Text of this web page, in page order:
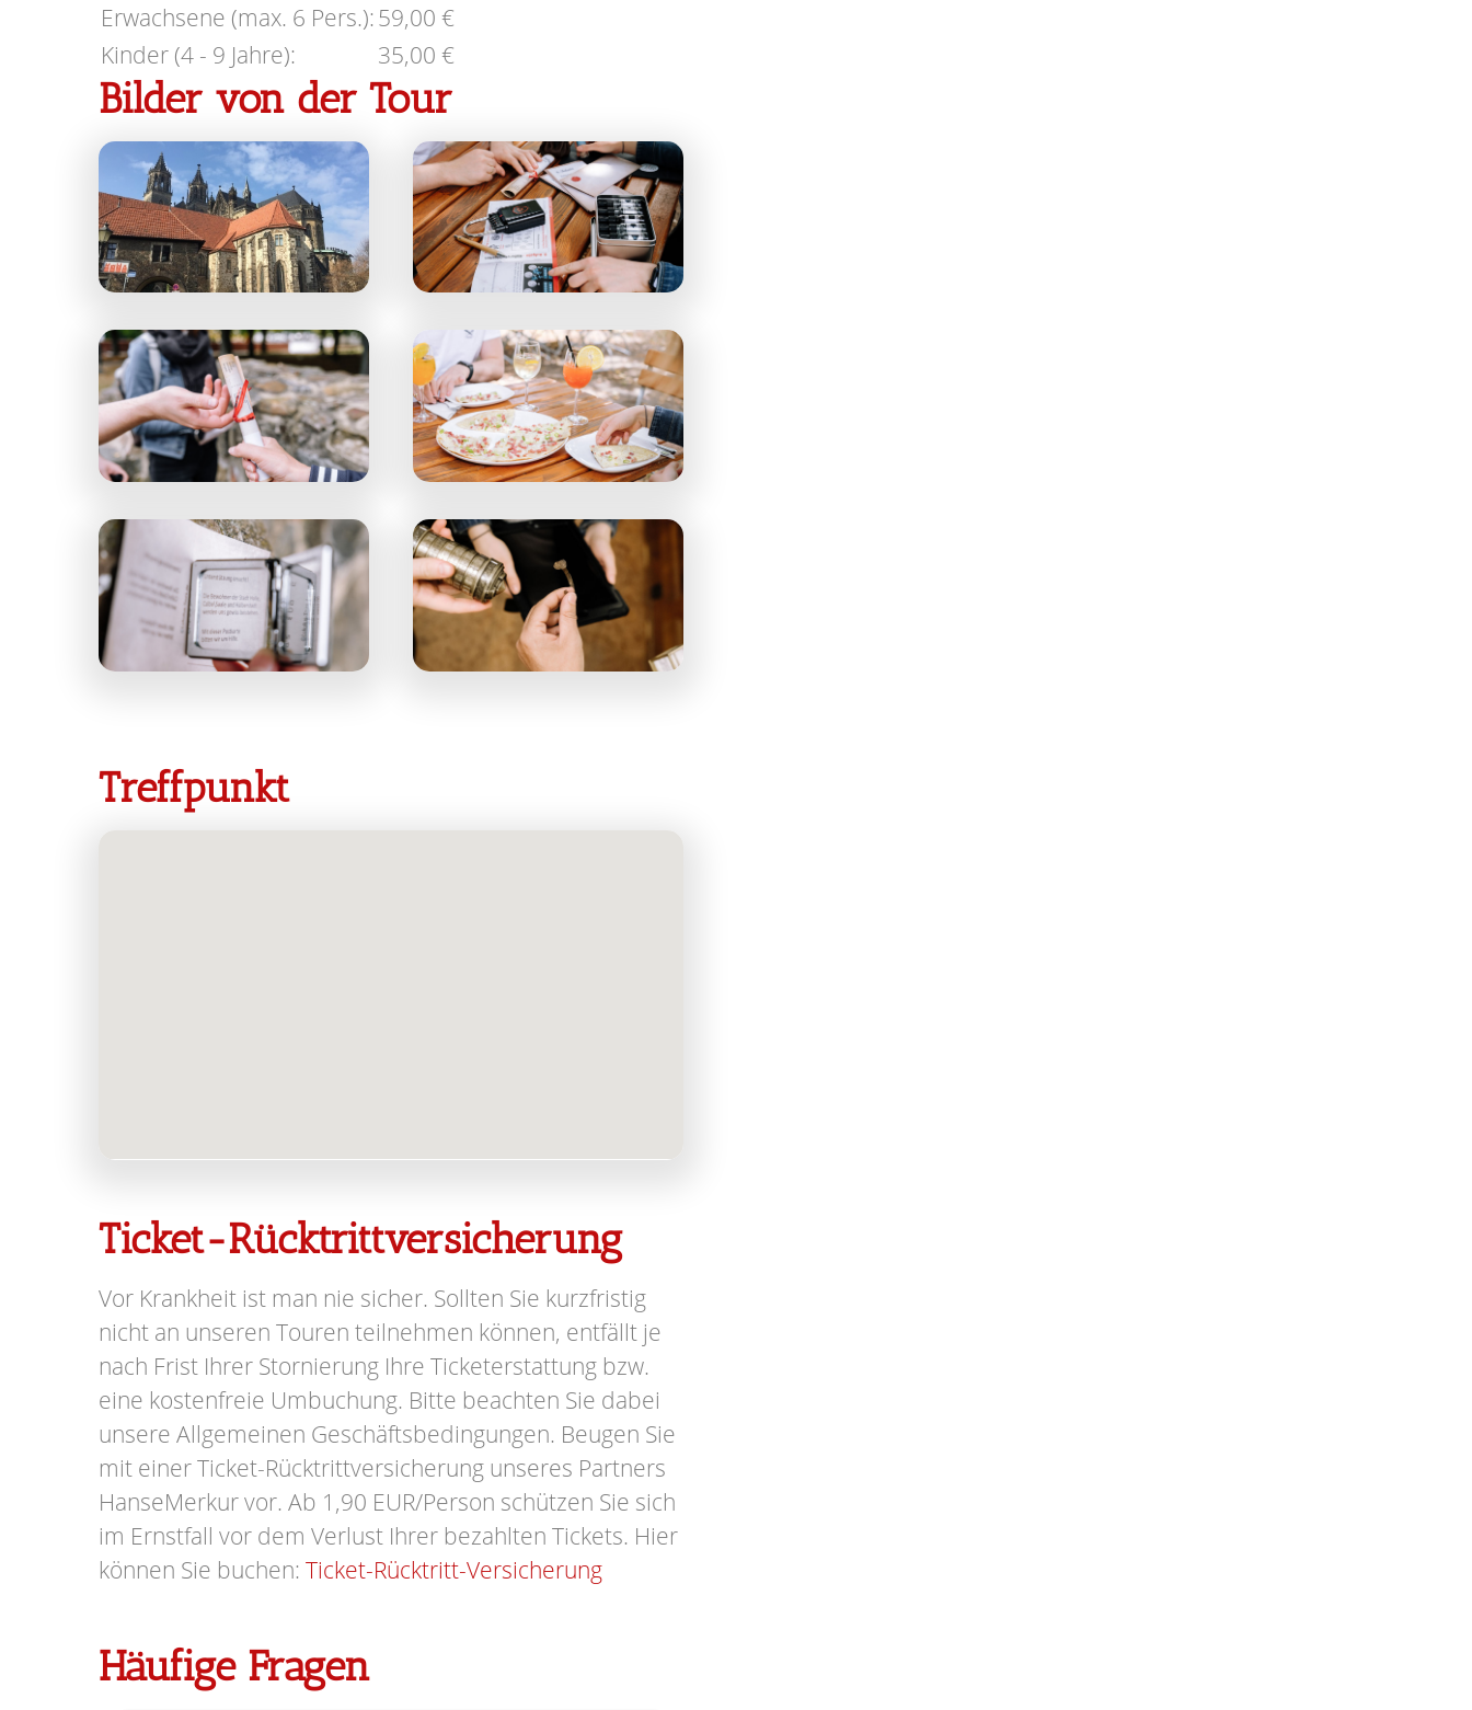
Erwachsene (max. 6 Pers.):59,00 €
Kinder (4 - 9 Jahre):
35,00 €
Bilder von der Tour
Treffpunkt
Ticket-Rücktrittversicherung
Vor Krankheit ist man nie sicher. Sollten Sie kurzfristig
nicht an unseren Touren teilnehmen können, entfällt je
nach Frist Ihrer Stornierung Ihre Ticketerstattung bzw.
eine kostenfreie Umbuchung. Bitte beachten Sie dabei
unsere Allgemeinen Geschäftsbedingungen. Beugen Sie
mit einer Ticket-Rücktrittversicherung unseres Partners
HanseMerkur vor. Ab 1,90 EUR/Person schützen Sie sich
im Ernstfall vor dem Verlust Ihrer bezahlten Tickets. Hier
können Sie buchen: Ticket-Rücktritt-Versicherung
Häufige Fragen